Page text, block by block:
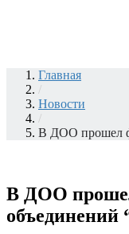
Главная
/
Новости
/
В ДОО прошел
В ДОО